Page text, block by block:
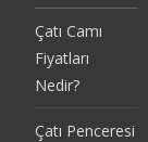
Çatı Camı
Fiyatları
Nedir?
Çatı Penceresi